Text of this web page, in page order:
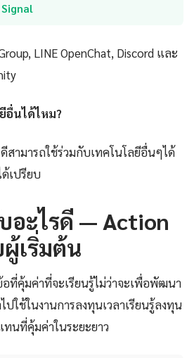
Signal
LINE OpenChat, Discord และ
อื่นได้ไหม?
สามารถใช้ร่วมกับเทคโนโลยีอื่นๆได้
ด้เปรียบ
อะไรดี — Action
เริ่มต้น
ที่คุ้มค่าที่จะเรียนรู้ไม่ว่าจะเพื่อพัฒนา
ปใช้ในงานการลงทุนเวลาเรียนรู้ลงทุน
นที่คุ้มค่าในระยะยาว